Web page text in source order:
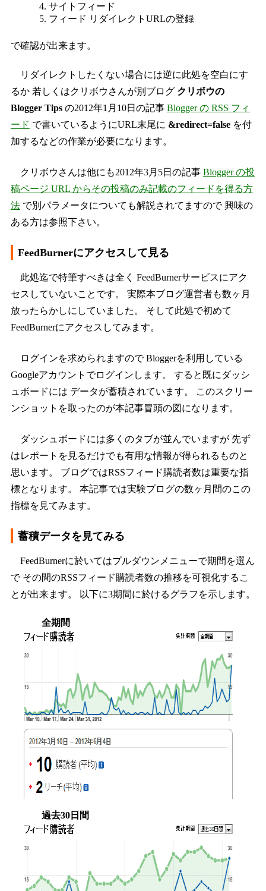
サイトフィード
フィード リダイレクトURLの登録
で確認が出来ます。
リダイレクトしたくない場合には逆に此処を空白にす
るか 若しくはクリボウさんが別ブログ クリボウの
Blogger Tipsの2012年1月10日の記事 Blogger の RSS フィ
ード で書いているようにURL末尾に &redirect=falseを付
加するなどの作業が必要になります。
クリボウさんは他にも2012年3月5日の記事 Blogger の投
稿ページ URL からその投稿のみ記載のフィードを得る方
法で別パラメータについても解説されてますので 興味の
ある方は参照下さい。
FeedBurnerにアクセスして見る
此処迄で特筆すべきは全く FeedBurnerサービスにアク
セスしていないことです。 実際本ブログ運営者も数ヶ月
放ったらかしにしていました。 そして此処で初めて
FeedBurnerにアクセスしてみます。
ログインを求められますので Bloggerを利用している
Googleアカウントでログインします。 すると既にダッシ
ュボードには データが蓄積されています。 このスクリー
ンショットを取ったのが本記事冒頭の図になります。
ダッシュボードには多くのタブが並んでいますが 先ず
はレポートを見るだけでも有用な情報が得られるものと
思います。 ブログではRSSフィード購読者数は重要な指
標となります。 本記事では実験ブログの数ヶ月間のこの
指標を見てみます。
蓄積データを見てみる
FeedBurnerに於いてはプルダウンメニューで期間を選ん
で その間のRSSフィード購読者数の推移を可視化するこ
とが出来ます。 以下に3期間に於けるグラフを示します。
全期間
過去30日間